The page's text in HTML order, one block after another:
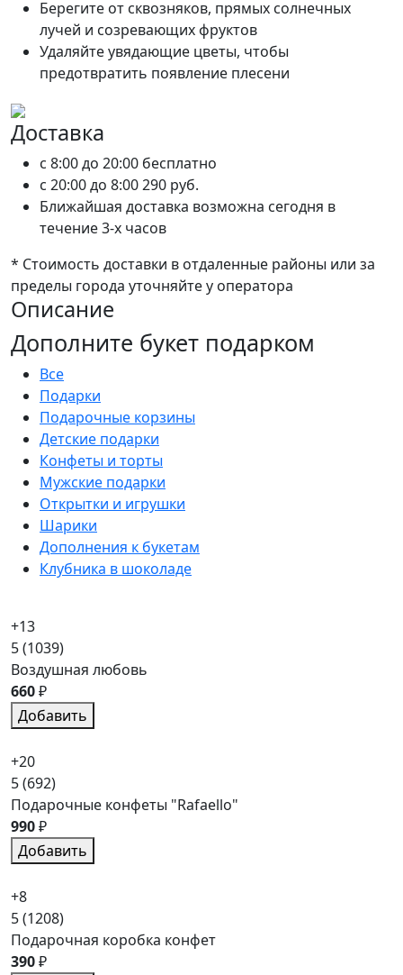
Берегите от сквозняков, прямых солнечных
лучей и созревающих фруктов
Удаляйте увядающие цветы, чтобы
предотвратить появление плесени
Доставка
c 8:00 до 20:00 бесплатно
c 20:00 до 8:00290 руб.
Ближайшая доставка возможна сегодня в
течение 3-х часов
* Стоимость доставки в отдаленные районы или за
пределы города уточняйте у оператора
Описание
Дополните букет подарком
Все
Подарки
Подарочные корзины
Детские подарки
Конфеты и торты
Мужские подарки
Открытки и игрушки
Шарики
Дополнения к букетам
Клубника в шоколаде
+13
5(1039)
Воздушная любовь
660₽
Добавить
+20
5(692)
Подарочные конфеты "Rafaello"
990₽
Добавить
+8
5(1208)
Подарочная коробка конфет
390₽